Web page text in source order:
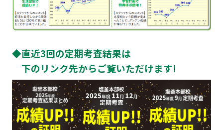
◆直近3回の定期考査結果は
下のリンク先からご覧いただけます!